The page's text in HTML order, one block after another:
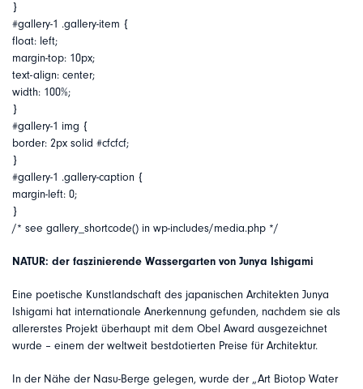
}
#gallery-1 .gallery-item {
float: left;
margin-top: 10px;
text-align: center;
width: 100%;
}
#gallery-1 img {
border: 2px solid #cfcfcf;
}
#gallery-1 .gallery-caption {
margin-left: 0;
}
/* see gallery_shortcode() in wp-includes/media.php */
NATUR: der faszinierende Wassergarten von Junya Ishigami
Eine poetische Kunstlandschaft des japanischen Architekten Junya
Ishigami hat internationale Anerkennung gefunden, nachdem sie als
allererstes Projekt überhaupt mit dem Obel Award ausgezeichnet
wurde – einem der weltweit bestdotierten Preise für Architektur.
In der Nähe der Nasu-Berge gelegen, wurde der „Art Biotop Water